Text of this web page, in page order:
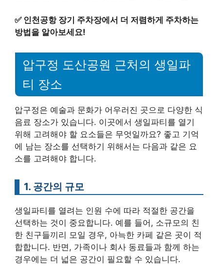
✅ 인천공항 장기 주차장에서 더 저렴하게 주차하는
방법을 알아보세요!
압구정 도산공원 근처의 생일파
티 장소
압구정은 예술과 문화가 어우러진 곳으로 다양한 식
음료 장소가 있습니다. 이곳에서 생일파티를 열기
위해 고려해야 할 요소들은 무엇일까요? 좋고 기억
에 남는 장소를 선택하기 위해서는 다음과 같은 요
소를 고려해야 합니다.
1. 공간의 규모
생일파티를 열려는 인원 수에 따라 적절한 공간을
선택하는 것이 중요합니다. 예를 들어, 소규모의 친
한 친구들끼리 모일 경우, 아늑한 카페 같은 곳이 적
합합니다. 반면, 가족이나 회사 동료들과 함께 하는
경우에는 더 넓은 공간이 필요할 수 있습니다.